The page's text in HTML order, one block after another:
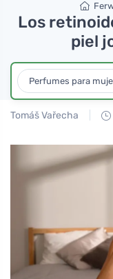
Los
piel
Perfumes para
Tomáš Vařecha